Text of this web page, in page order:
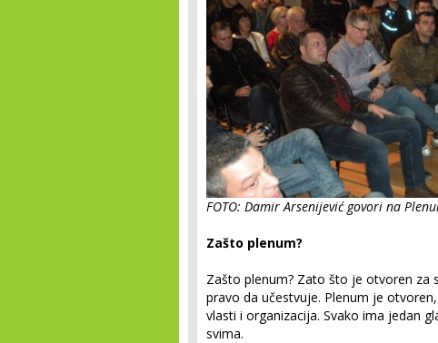
FOTO: Damir Arsenijević govori na
Zašto plenum?
Zašto plenum? Zato što je otvoren za
pravo da učestvuje. Plenum je
vlasti i organizacija. Svako ima jedan
svima.